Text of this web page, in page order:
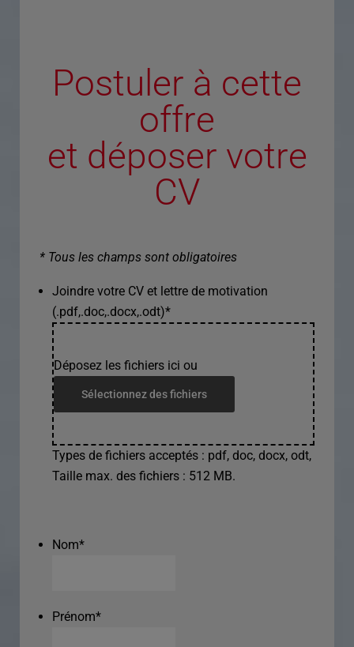
Postuler à cette
offre
et déposer votre
CV
* Tous les champs sont obligatoires
Joindre votre CV et lettre de motivation
(.pdf,.doc,.docx,.odt)*
Déposez les fichiers ici ou
Sélectionnez des fichiers
Types de fichiers acceptés : pdf, doc, docx, odt,
Taille max. des fichiers : 512 MB.
Nom*
Prénom*